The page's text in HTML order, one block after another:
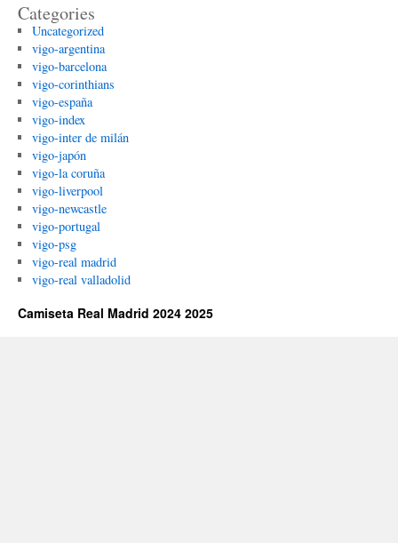
Categories
Uncategorized
vigo-argentina
vigo-barcelona
vigo-corinthians
vigo-españa
vigo-index
vigo-inter de milán
vigo-japón
vigo-la coruña
vigo-liverpool
vigo-newcastle
vigo-portugal
vigo-psg
vigo-real madrid
vigo-real valladolid
Camiseta Real Madrid 2024 2025